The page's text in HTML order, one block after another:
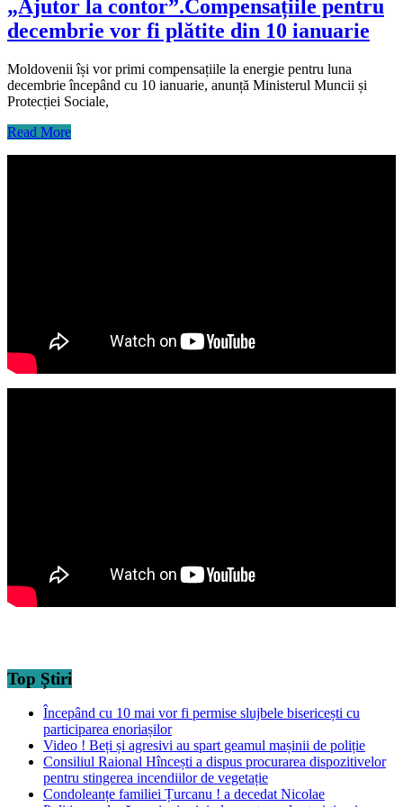
„Ajutor la contor”.Compensațiile pentru
decembrie vor fi plătite din 10 ianuarie
Moldovenii își vor primi compensațiile la energie pentru luna
decembrie începând cu 10 ianuarie, anunță Ministerul Muncii și
Protecției Sociale,
Read More
Top Știri
Începând cu 10 mai vor fi permise slujbele bisericești cu
participarea enoriașilor
Video ! Beți și agresivi au spart geamul mașinii de poliție
Consiliul Raional Hîncești a dispus procurarea dispozitivelor
pentru stingerea incendiilor de vegetație
Condoleanțe familiei Țurcanu ! a decedat Nicolae